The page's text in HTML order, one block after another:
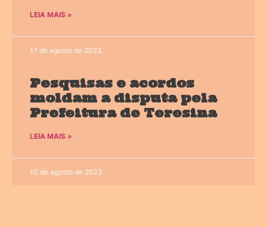
LEIA MAIS »
17 de agosto de 2023
Pesquisas e acordos
moldam a disputa pela
Prefeitura de Teresina
LEIA MAIS »
10 de agosto de 2023